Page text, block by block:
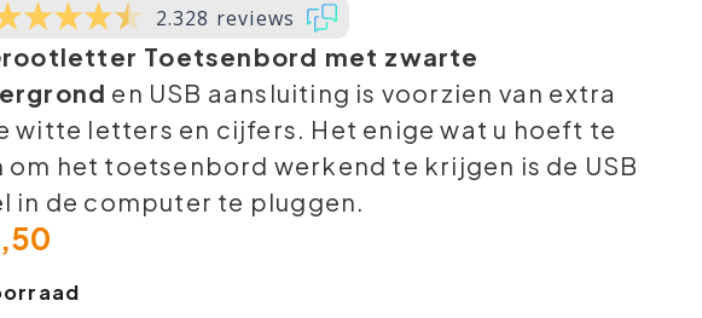
2.328 reviews
Toetsenbord met zwarte
en USB aansluiting is voorzien van extra
witte letters en cijfers. Het enige wat u hoeft te
om het toetsenbord werkend te krijgen is de USB
in de computer te pluggen.